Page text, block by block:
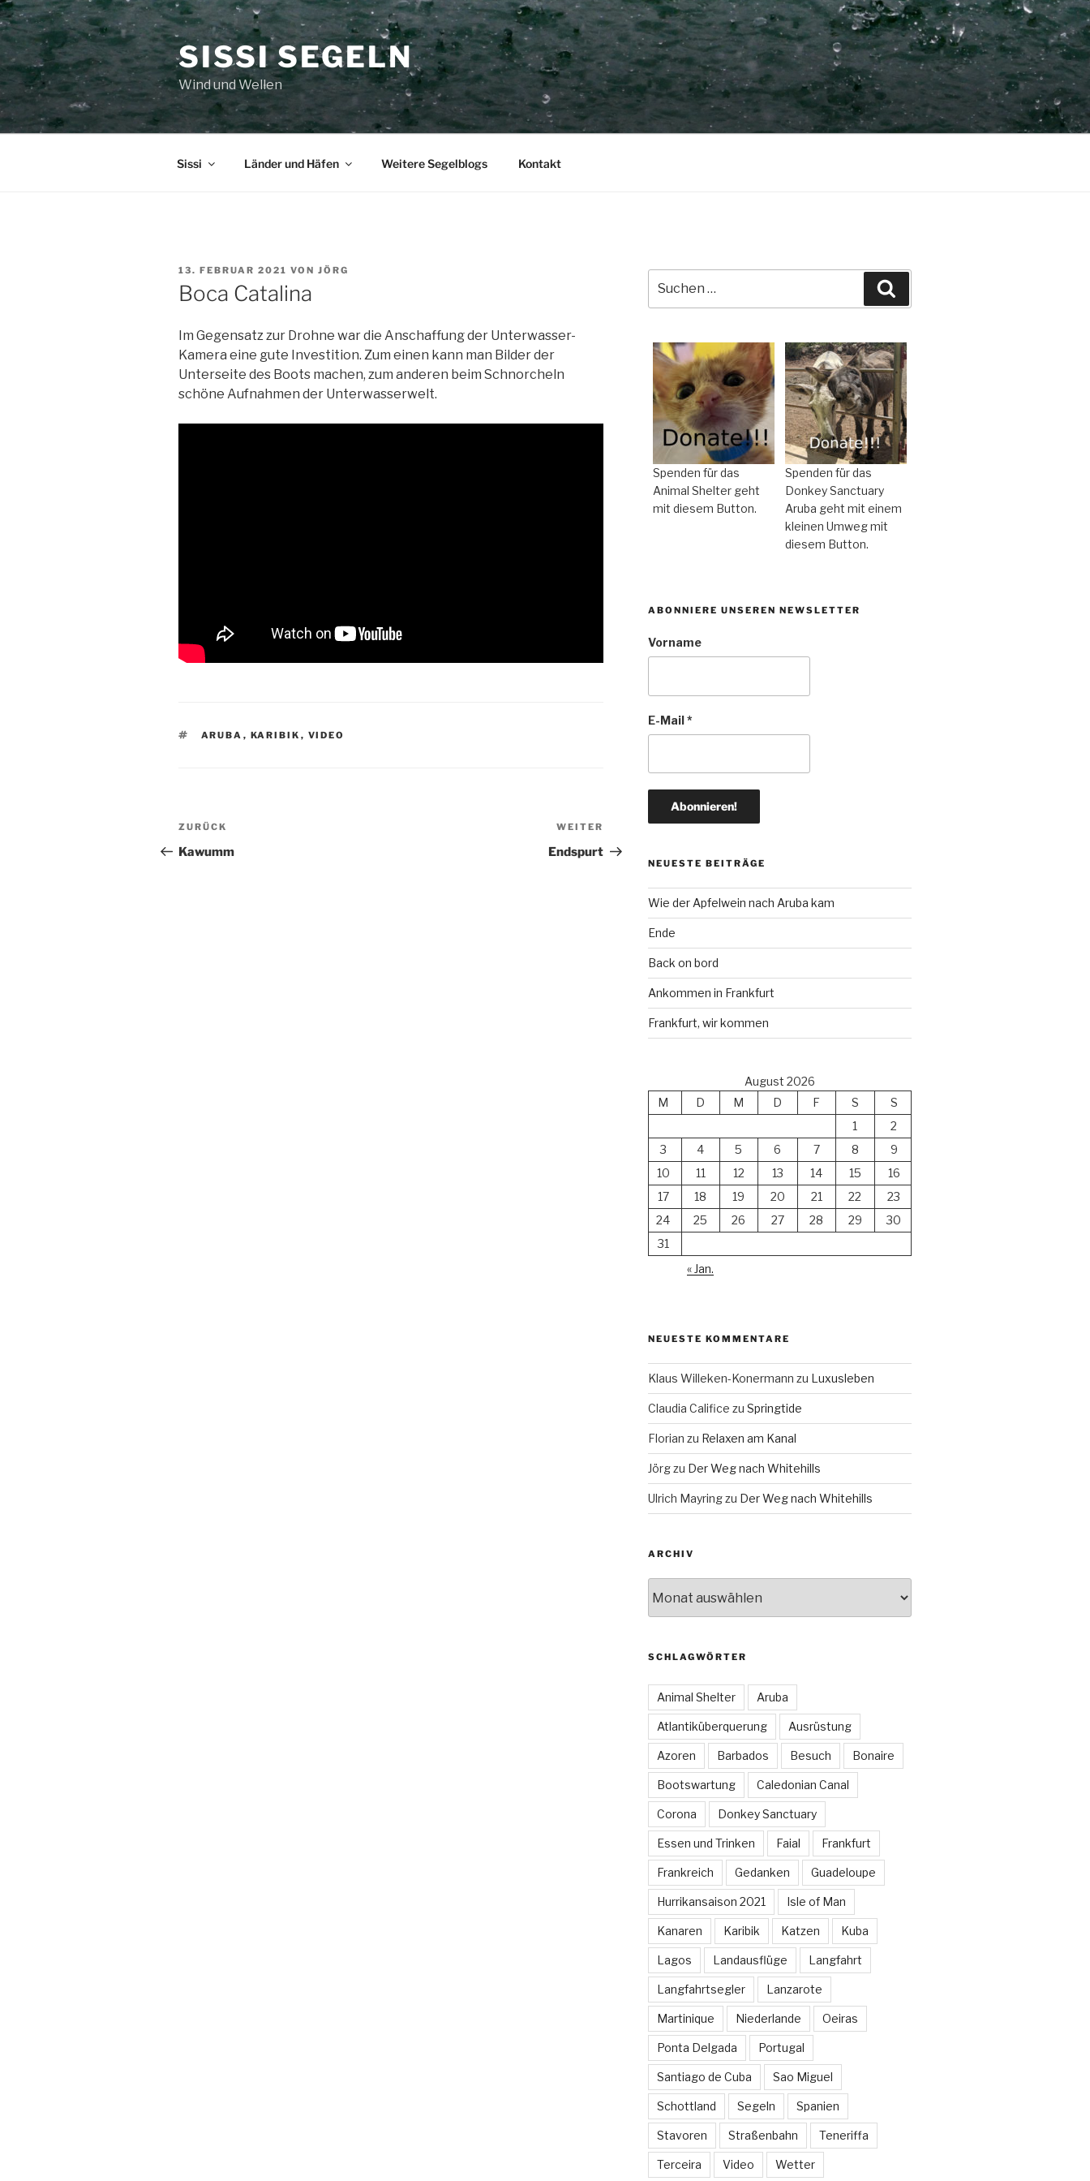
Zum
Inhalt
springen
SISSI SEGELN
Wind und Wellen
Sissi Länder und Häfen Weitere Segelblogs Kontakt
VERÖFFENTLICHT
AM
13. FEBRUAR 2021 VON JÖRG
Boca Catalina
Im Gegensatz zur Drohne war die Anschaffung der Unterwasser-
Kamera eine gute Investition. Zum einen kann man Bilder der
Unterseite des Boots machen, zum anderen beim Schnorcheln
schöne Aufnahmen der Unterwasserwelt.
SCHLAGWÖRTER
ARUBA , KARIBIK , VIDEO
Beitragsnavigation
Vorheriger
Beitrag
ZURÜCK
Kawumm
Beitrag
WEITER
Endspurt
nach:
Spenden für das
Animal Shelter geht
mit diesem Button.
Spenden für das
Donkey Sanctuary
Aruba geht mit einem
kleinen Umweg mit
diesem Button.
ABONNIERE UNSEREN NEWSLETTER
Vorname
E-Mail*
NEUESTE BEITRÄGE
Wie der Apfelwein nach Aruba kam
Ende
Back on bord
Ankommen in Frankfurt
Frankfurt, wir kommen
August 2026
M
D M D F S
S
1
2
3
4 5 6 7 8
9
10
11 12 13 14 15
16
17
18 19 20 21 22
23
24
25 26 27 28 29
30
31
« Jan.
NEUESTE KOMMENTARE
Klaus Willeken-Konermann zu Luxusleben
Claudia Califice zu Springtide
Florian zu Relaxen am Kanal
Jörgzu Der Weg nach Whitehills
Ulrich Mayringzu Der Weg nach Whitehills
ARCHIV
SCHLAGWÖRTER
Animal Shelter Aruba
Atlantiküberquerung Ausrüstung
Azoren Barbados Besuch Bonaire
Bootswartung Caledonian Canal
Corona Donkey Sanctuary
Essen und Trinken Faial Frankfurt
Frankreich Gedanken Guadeloupe
Hurrikansaison 2021 Isle of Man
Kanaren Karibik Katzen Kuba
Lagos Landausflüge Langfahrt
Langfahrtsegler Lanzarote
Martinique Niederlande Oeiras
Ponta Delgada Portugal
Santiago de Cuba Sao Miguel
Schottland Segeln Spanien
Stavoren Straßenbahn Teneriffa
Terceira Video Wetter